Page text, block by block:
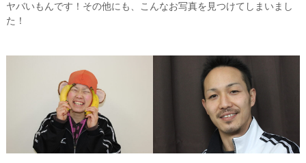
ヤバいもんです！その他にも、こんなお写真を見つけてしまいまし
た！